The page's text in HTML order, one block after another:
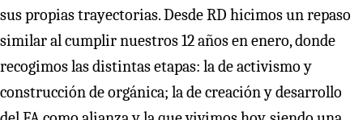
sus propias trayectorias. Desde RD hicimos un repaso
similar al cumplir nuestros 12 años en enero, donde
recogimos las distintas etapas: la de activismo y
construcción de orgánica; la de creación y desarrollo